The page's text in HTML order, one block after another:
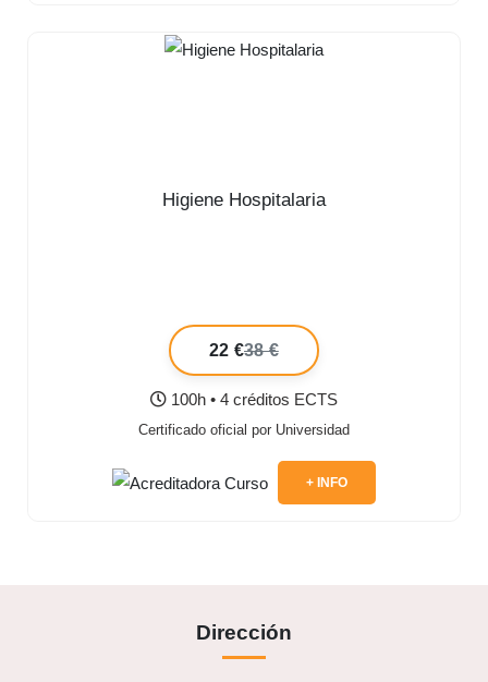
Higiene Hospitalaria
22 €38 €
100h • 4 créditos ECTS
Certificado oficial por Universidad
+ INFO
Dirección